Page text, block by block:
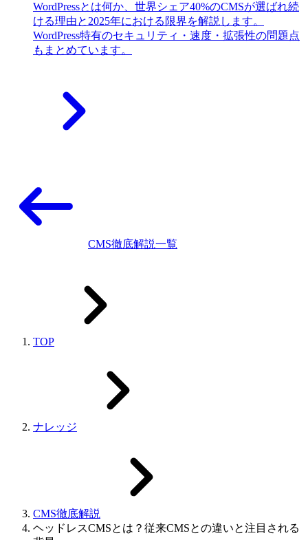
WordPressとは何か、世界シェア40%のCMSが選ばれ続
ける理由と2025年における限界を解説します。
WordPress特有のセキュリティ・速度・拡張性の問題点
もまとめています。
CMS徹底解説一覧
TOP
ナレッジ
CMS徹底解説
ヘッドレスCMSとは？従来CMSとの違いと注目される